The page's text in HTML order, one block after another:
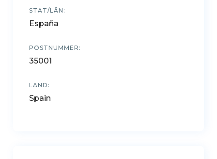
STAT/LÄN:
España
POSTNUMMER:
35001
LAND:
Spain